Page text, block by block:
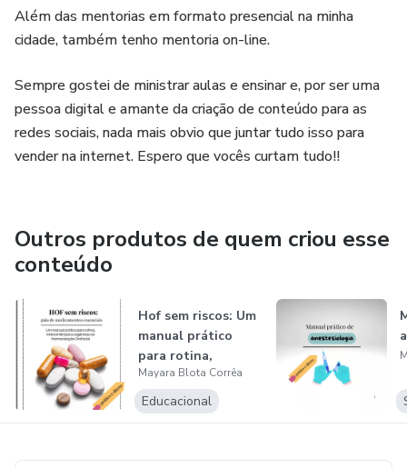
apoio completo, auxiliando na tomada de decisões, na
prevenção de intercorrências e na busca por resultados
Além das mentorias em formato presencial na minha
cidade, também tenho mentoria on-line.
Sempre gostei de ministrar aulas e ensinar e, por ser uma
pessoa digital e amante da criação de conteúdo para as
redes sociais, nada mais obvio que juntar tudo isso para
vender na internet. Espero que vocês curtam tudo!!
Outros produtos de quem criou esse
conteúdo
Hof sem riscos: Um
manual prático
para rotina,
intercorrênci...
Mayara Blota Corrêa
Educacional